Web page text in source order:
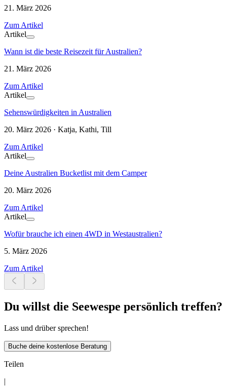
21. März 2026
Zum Artikel
Artikel
Wann ist die beste Reisezeit für Australien?
21. März 2026
Zum Artikel
Artikel
Sehenswürdigkeiten in Australien
20. März 2026 · Katja, Kathi, Till
Zum Artikel
Artikel
Deine Australien Bucketlist mit dem Camper
20. März 2026
Zum Artikel
Artikel
Wofür brauche ich einen 4WD in Westaustralien?
5. März 2026
Zum Artikel
Du willst die Seewespe persönlich treffen?
Lass und drüber sprechen!
Buche deine kostenlose Beratung
Teilen
|